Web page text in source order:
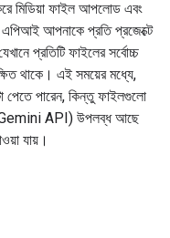
মিডিয়া ফাইল আপলোড এবং
এপিআই আপনাকে প্রতি প্রজেক্টে
প্রতিটি ফাইলের সর্বোচ্চ
থাকে। এই সময়ের মধ্যে,
পেতে পারেন, কিন্তু ফাইলগুলো
(Gemini API) উপলব্ধ আছে
যায়।